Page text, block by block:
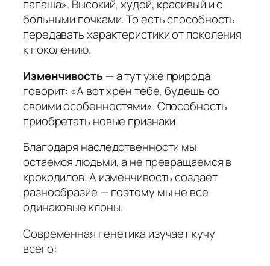
папаша». Высокий, худой, красивый и с
больными почками. То есть способность
передавать характеристики от поколения
к поколению.
Изменчивость — а тут уже природа
говорит: «А вот хрен тебе, будешь со
своими особенностями». Способность
приобретать новые признаки.
Благодаря наследственности мы
остаемся людьми, а не превращаемся в
крокодилов. А изменчивость создает
разнообразие — поэтому мы не все
одинаковые клоны.
Современная генетика изучает кучу
всего: